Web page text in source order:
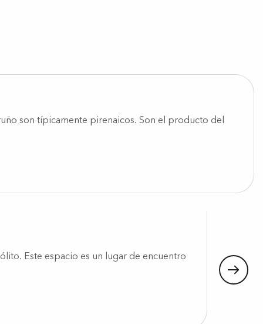
son típicamente pirenaicos. Son el producto del
Este espacio es un lugar de encuentro
Al oeste